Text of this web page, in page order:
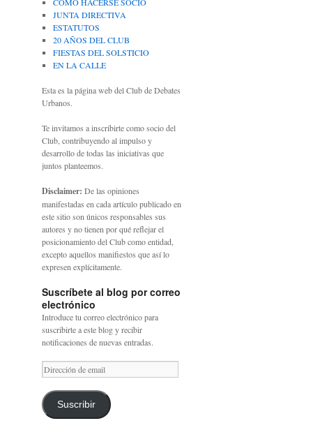
JUNTA DIRECTIVA
ESTATUTOS
20 AÑOS DEL CLUB
FIESTAS DEL SOLSTICIO
EN LA CALLE
Esta es la página web del Club de Debates
Urbanos.
Te invitamos a inscribirte como socio del
Club, contribuyendo al impulso y
desarrollo de todas las iniciativas que
juntos planteemos.
Disclaimer: De las opiniones
manifestadas en cada artículo publicado en
este sitio son únicos responsables sus
autores y no tienen por qué reflejar el
posicionamiento del Club como entidad,
excepto aquellos manifiestos que así lo
expresen explícitamente.
Suscríbete al blog por correo
electrónico
Introduce tu correo electrónico para
suscribirte a este blog y recibir
notificaciones de nuevas entradas.
Dirección
de
email
Suscribir